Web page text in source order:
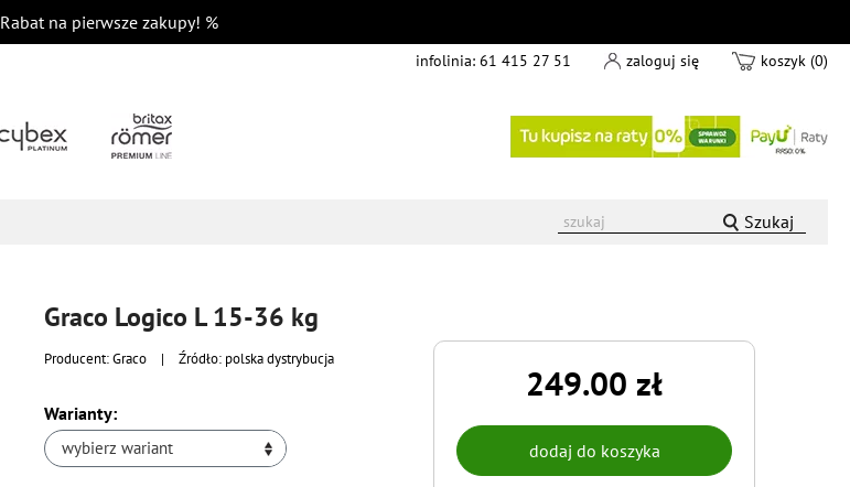
Rabat na pierwsze zakupy! %
infolinia: 61 415 27 51 zaloguj się koszyk (0)
Szukaj
Graco Logico L 15-36 kg
Producent:Graco | Źródło: polska dystrybucja
Warianty:
wybierz wariant
249.00 zł